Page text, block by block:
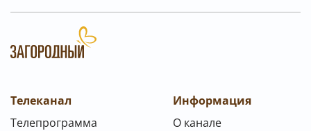
Телеканал
Телепрограмма
Информация
О канале